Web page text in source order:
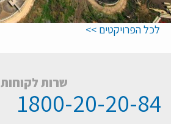
לכל הפרויקטים >>
שרות לקוחות
1800-20-20-84